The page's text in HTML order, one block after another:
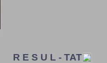
R E S U L - TAT